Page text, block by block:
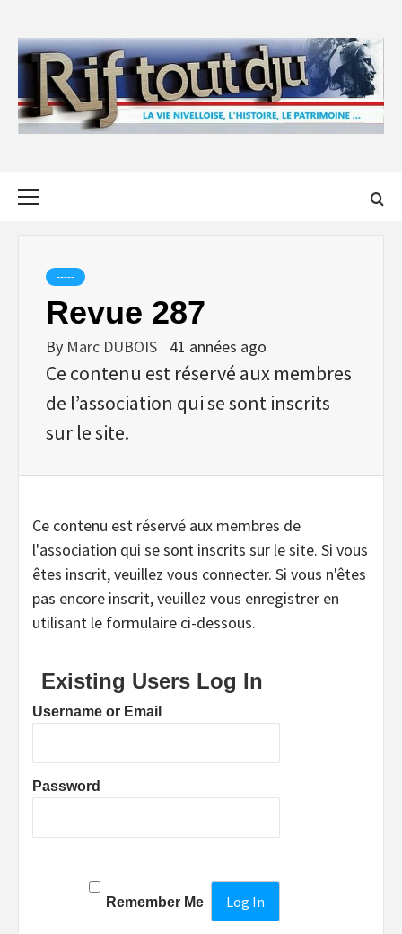
content
-----
Revue 287
By Marc DUBOIS 41 années ago
Ce contenu est réservé aux membres
de l’association qui se sont inscrits
sur le site.
Ce contenu est réservé aux membres de
l'association qui se sont inscrits sur le site. Si vous
êtes inscrit, veuillez vous connecter. Si vous n'êtes
pas encore inscrit, veuillez vous enregistrer en
utilisant le formulaire ci-dessous.
Existing Users Log In
Username or Email
Password
Remember Me